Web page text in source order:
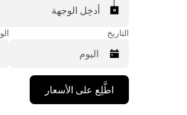
أدخِل الوجهة
التاريخ
اضغط
على
مفتاح
اطَّلِع على الأسعار